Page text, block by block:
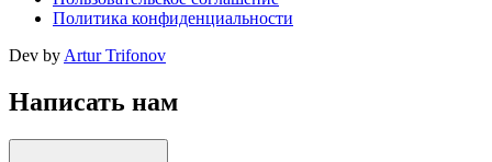
Политика конфиденциальности
Dev by Artur Trifonov
Написать нам